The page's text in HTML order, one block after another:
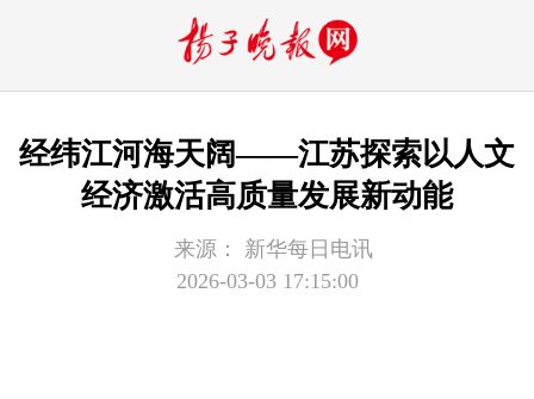
经纬江河海天阔——江苏探索以人文
经济激活高质量发展新动能
来源：
新华每日电讯
2026-03-03 17:15:00